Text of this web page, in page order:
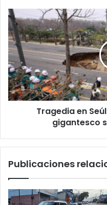
Tragedia
en
Seúl:
Motociclista
cae
en
gigantesco
socavón
y
Tragedia en
gigantesco
Publicaciones